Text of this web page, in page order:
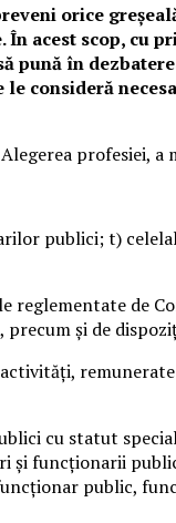
orice
acest scop, cu
în
consideră
profesiei, a
publici; t)
de
precum și de
cu statut
funcționarii
public,